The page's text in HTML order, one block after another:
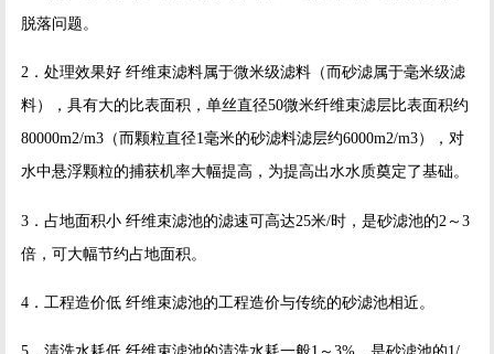
脱落问题。
2．处理效果好 纤维束滤料属于微米级滤料（而砂滤属于毫米级滤
料），具有大的比表面积，单丝直径50微米纤维束滤层比表面积约
80000m2/m3（而颗粒直径1毫米的砂滤料滤层约6000m2/m3），对
水中悬浮颗粒的捕获机率大幅提高，为提高出水水质奠定了基础。
3．占地面积小 纤维束滤池的滤速可高达25米/时，是砂滤池的2～3
倍，可大幅节约占地面积。
4．工程造价低 纤维束滤池的工程造价与传统的砂滤池相近。